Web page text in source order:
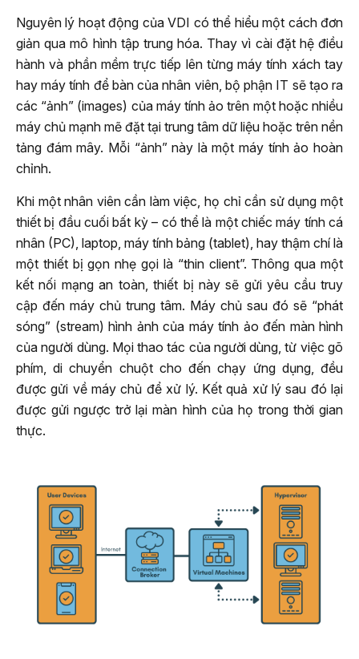
Nguyên lý hoạt động của VDI có thể hiểu một cách đơn
giản qua mô hình tập trung hóa. Thay vì cài đặt hệ điều
hành và phần mềm trực tiếp lên từng máy tính xách tay
hay máy tính để bàn của nhân viên, bộ phận IT sẽ tạo ra
các “ảnh” (images) của máy tính ảo trên một hoặc nhiều
máy chủ mạnh mẽ đặt tại trung tâm dữ liệu hoặc trên nền
tảng đám mây. Mỗi “ảnh” này là một máy tính ảo hoàn
chỉnh.
Khi một nhân viên cần làm việc, họ chỉ cần sử dụng một
thiết bị đầu cuối bất kỳ – có thể là một chiếc máy tính cá
nhân (PC), laptop, máy tính bảng (tablet), hay thậm chí là
một thiết bị gọn nhẹ gọi là “thin client”. Thông qua một
kết nối mạng an toàn, thiết bị này sẽ gửi yêu cầu truy
cập đến máy chủ trung tâm. Máy chủ sau đó sẽ “phát
sóng” (stream) hình ảnh của máy tính ảo đến màn hình
của người dùng. Mọi thao tác của người dùng, từ việc gõ
phím, di chuyển chuột cho đến chạy ứng dụng, đều
được gửi về máy chủ để xử lý. Kết quả xử lý sau đó lại
được gửi ngược trở lại màn hình của họ trong thời gian
thực.